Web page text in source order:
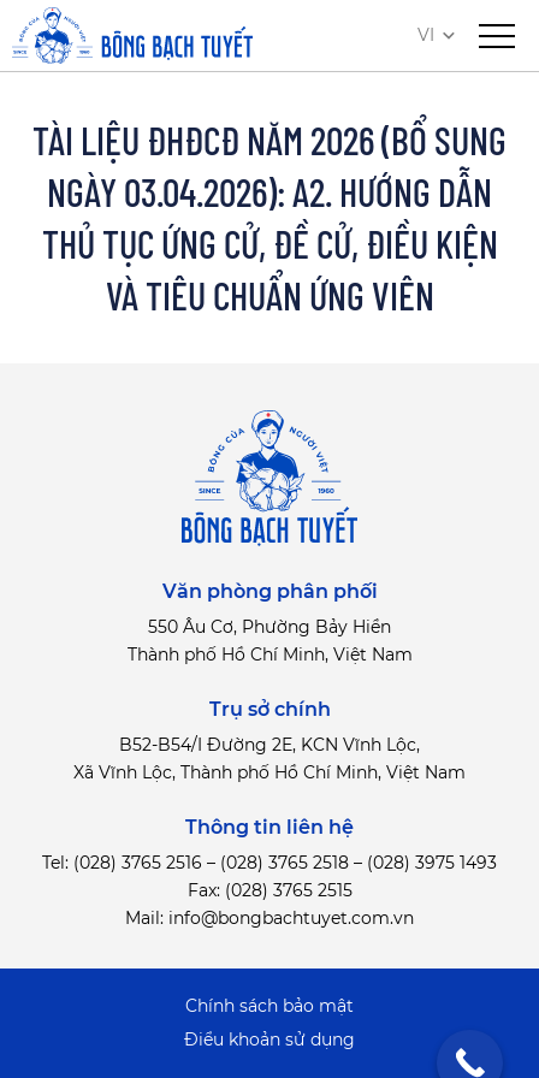
VI
TÀI LIỆU ĐHĐCĐ NĂM 2026 (BỔ SUNG
NGÀY 03.04.2026): A2. HƯỚNG DẪN
THỦ TỤC ỨNG CỬ, ĐỀ CỬ, ĐIỀU KIỆN
VÀ TIÊU CHUẨN ỨNG VIÊN
Văn phòng phân phối
550 Âu Cơ, Phường Bảy Hiền
Thành phố Hồ Chí Minh, Việt Nam
Trụ sở chính
B52-B54/I Đường 2E, KCN Vĩnh Lộc,
Xã Vĩnh Lộc, Thành phố Hồ Chí Minh, Việt Nam
Thông tin liên hệ
Tel: (028) 3765 2516 – (028) 3765 2518 – (028) 3975 1493
Fax: (028) 3765 2515
Mail: info@bongbachtuyet.com.vn
Điểu khoản sử dụng
Chính sách bảo mật